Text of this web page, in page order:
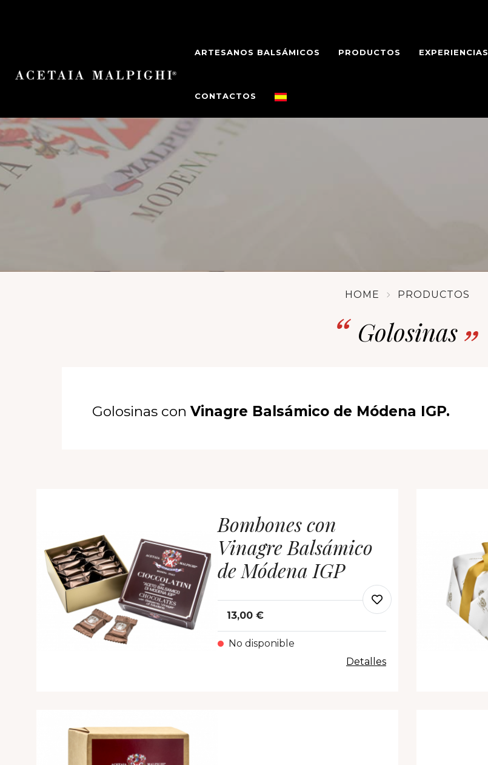
ARTESANOS BALSÁMICOS PRODUCTOS EXPERIENCIAS
CONTACTOS
HOME PRODUCTOS
Golosinas
Golosinas con Vinagre Balsámico de Módena IGP.
Bombones con
Vinagre Balsámico
de Módena IGP
13,00 €
No disponible
Detalles